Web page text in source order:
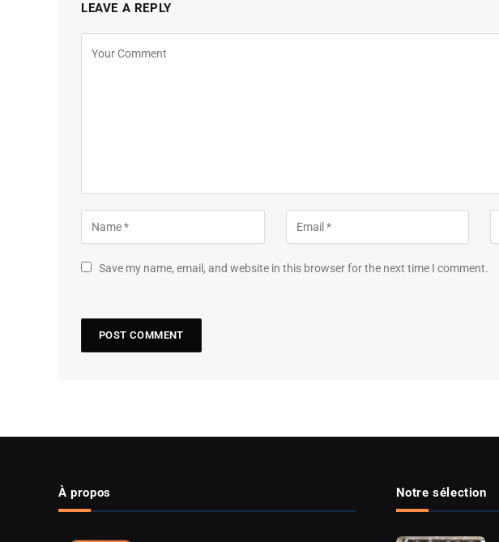
LEAVE A REPLY
Save my name, email, and website in this browser for the next time I comment.
À propos Notre sélection